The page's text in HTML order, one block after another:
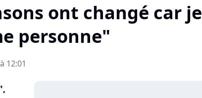
ont changé car je
personne"
12:01